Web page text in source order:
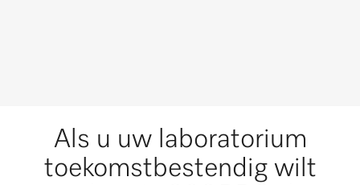
Als u uw laboratorium
toekomstbestendig wilt